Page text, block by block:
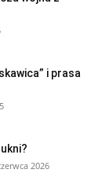
i prasa
2026